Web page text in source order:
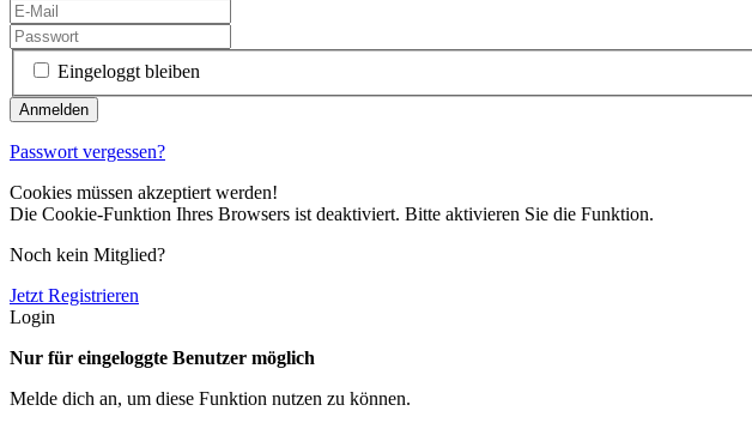
Eingeloggt bleiben
Passwort vergessen?
Cookies müssen akzeptiert werden!
Die Cookie-Funktion Ihres Browsers ist deaktiviert. Bitte aktivieren Sie die Funktion.
Noch kein Mitglied?
Jetzt Registrieren
Login
Nur für eingeloggte Benutzer möglich
Melde dich an, um diese Funktion nutzen zu können.